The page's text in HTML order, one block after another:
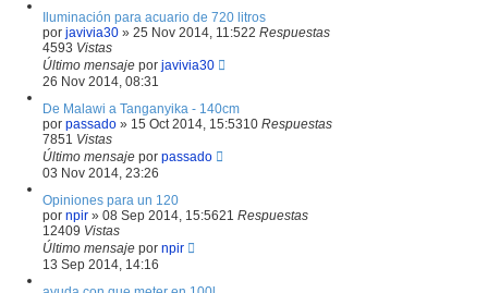
Iluminación para acuario de 720 litros
por javivia30 » 25 Nov 2014, 11:522 Respuestas
4593 Vistas
Último mensaje por javivia30
26 Nov 2014, 08:31
De Malawi a Tanganyika - 140cm
por passado » 15 Oct 2014, 15:5310 Respuestas
7851 Vistas
Último mensaje por passado
03 Nov 2014, 23:26
Opiniones para un 120
por npir » 08 Sep 2014, 15:5621 Respuestas
12409 Vistas
Último mensaje por npir
13 Sep 2014, 14:16